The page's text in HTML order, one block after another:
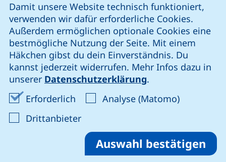
Damit unsere Website technisch funktioniert,
verwenden wir dafür erforderliche Cookies.
Außerdem ermöglichen optionale Cookies eine
bestmögliche Nutzung der Seite. Mit einem
Häkchen gibst du dein Einverständnis. Du
kannst jederzeit widerrufen. Mehr Infos dazu in
unserer Datenschutzerklärung.
Erforderlich Erforderliche Cookies akzeptieren
Analyse (Matomo)Analyse-
Drittanbieter: Cookies von Drittanbieter
Auswahl bestätigen
unsere Facebook-Seite (externer Link, öffnet neues
unsere LinkedIn-Seite (externer Link, öffnet
unsere Instagram-Seite (externer Link,
unsere YouTube-Seite (externer
Cookie-Einstellungen
Impressum
Datenschutz
Erklärung zur Barrierefreiheit